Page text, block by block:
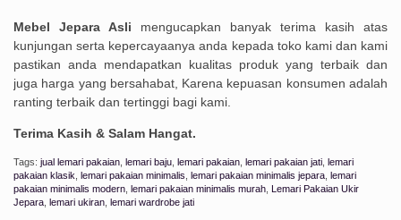
Mebel Jepara Asli mengucapkan banyak terima kasih atas
kunjungan serta kepercayaanya anda kepada toko kami dan kami
pastikan anda mendapatkan kualitas produk yang terbaik dan
juga harga yang bersahabat, Karena kepuasan konsumen adalah
ranting terbaik dan tertinggi bagi kami.
Terima Kasih & Salam Hangat.
Tags: jual lemari pakaian lemari baju lemari pakaian lemari pakaian jati lemari
pakaian klasik lemari pakaian minimalis lemari pakaian minimalis jepara lemari
pakaian minimalis modern lemari pakaian minimalis murah Lemari Pakaian Ukir
Jepara lemari ukiran lemari wardrobe jati